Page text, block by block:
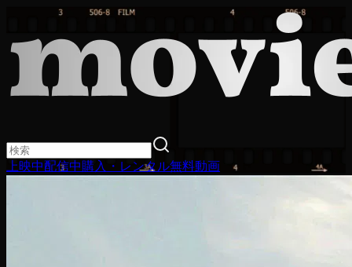
上映中配信中購入・レンタル無料動画